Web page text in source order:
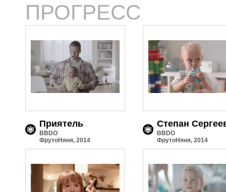
ПРОГРЕСС
Приятель
BBDO
ФрутоНяня, 2014
Степан
BBDO
ФрутоНяня, 2014